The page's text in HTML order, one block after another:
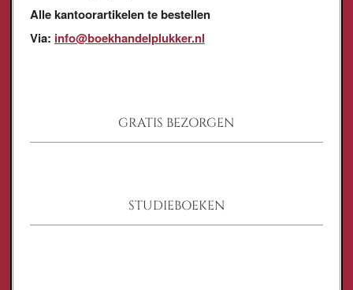
Alle kantoorartikelen te bestellen
Via: info@boekhandelplukker.nl
GRATIS BEZORGEN
STUDIEBOEKEN